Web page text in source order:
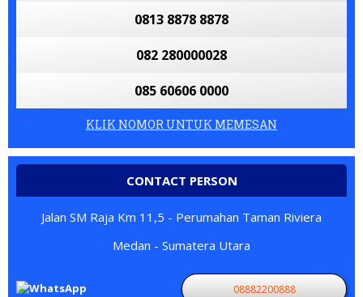
0813 8878 8878
082 280000028
085 60606 0000
KLIK NOMOR UNTUK MEMESAN
CONTACT PERSON
Jalan SM Raja Km 11,5 - Perumahan Taman Riviera
Medan - Sumatera Utara
08882200888